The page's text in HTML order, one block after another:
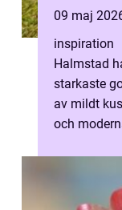
09 maj
inspiration
Halmstad
starkaste
av mildt
och